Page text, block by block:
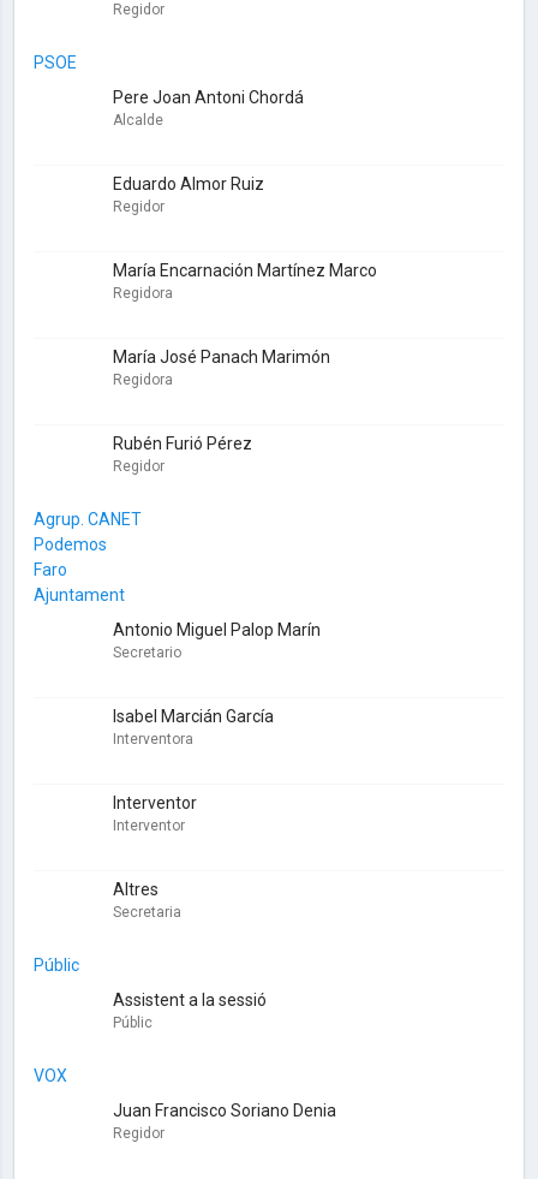
Regidor
PSOE
Pere Joan Antoni Chordá
Alcalde
Eduardo Almor Ruiz
Regidor
María Encarnación Martínez Marco
Regidora
María José Panach Marimón
Regidora
Rubén Furió Pérez
Regidor
Agrup. CANET
Podemos
Faro
Ajuntament
Antonio Miguel Palop Marín
Secretario
Isabel Marcián García
Interventora
Interventor
Interventor
Altres
Secretaria
Públic
Assistent a la sessió
Públic
VOX
Juan Francisco Soriano Denia
Regidor